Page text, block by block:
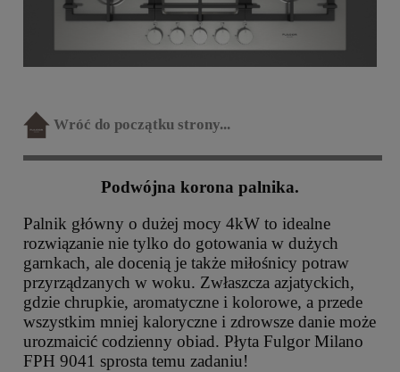
Wróć do początku strony...
Podwójna korona palnika.
Palnik główny o dużej mocy 4kW to idealne
rozwiązanie nie tylko do gotowania w dużych
garnkach, ale docenią je także miłośnicy potraw
przyrządzanych w woku. Zwłaszcza azjatyckich,
gdzie chrupkie, aromatyczne i kolorowe, a przede
wszystkim mniej kaloryczne i zdrowsze danie może
urozmaicić codzienny obiad. Płyta Fulgor Milano
FPH 9041 sprosta temu zadaniu!